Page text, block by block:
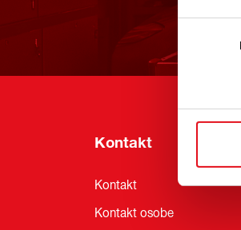
Kontakt
Kontakt
Kontakt osobe